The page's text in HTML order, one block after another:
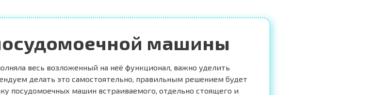
машины
весь возложенный на неё функционал, важно уделить
делать это самостоятельно, правильным решением будет
посудомоечных машин встраиваемого, отдельно стоящего и